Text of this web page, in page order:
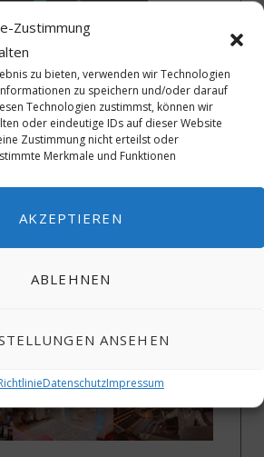
Zustimmung
zu bieten, verwenden wir Technologien
zu speichern und/oder darauf
Technologien zustimmst, können wir
oder eindeutige IDs auf dieser Website
Zustimmung nicht erteilst oder
Merkmale und Funktionen
AKZEPTIEREN
ABLEHNEN
ANSEHEN
DatenschutzImpressum
ICJ – Wir gratulieren